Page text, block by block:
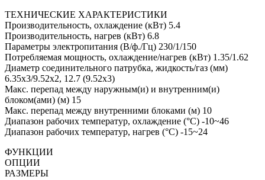
ТЕХНИЧЕСКИЕ ХАРАКТЕРИСТИКИ
Производительность, охлаждение (кВт) 5.4
Производительность, нагрев (кВт) 6.8
Параметры электропитания (В/ф./Гц) 230/1/150
Потребляемая мощность, охлаждение/нагрев (кВт) 1.35/1.62
Диаметр соединительного патрубка, жидкость/газ (мм)
6.35x3/9.52x2, 12.7 (9.52x3)
Макс. перепад между наружным(и) и внутренним(и)
блоком(ами) (м) 15
Макс. перепад между внутренними блоками (м) 10
Диапазон рабочих температур, охлаждение (°C) -10~46
Диапазон рабочих температур, нагрев (°C) -15~24
ФУНКЦИИ
ОПЦИИ
РАЗМЕРЫ